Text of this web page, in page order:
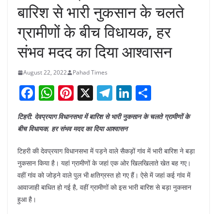
बारिश से भारी नुकसान के चलते
ग्रामीणों के बीच विधायक, हर
संभव मदद का दिया आश्वासन
August 22, 2022 Pahad Times
F
a
c
b
o
o
k
W
h
at
A
p
p
Pi
nt
er
st
X T
el
e
a
m
Li
k
dI
n
ar
टिहरी: देवप्रयाग विधानसभा में बारिश से भारी नुकसान के चलते ग्रामीणों के
बीच विधायक, हर संभव मदद का दिया आश्वासन
टिहरी की देवप्रयाग विधानसभा में पड़ने वाले सैकड़ों गांव में भारी बारिश ने बड़ा
नुकसान किया है। यहां ग्रामीणों के जहां एक ओर खिलखिलाते खेत बह गए।
वहीं गांव को जोड़ने वाले पुल भी क्षतिग्रस्त हो गए हैं। ऐसे में जहां कई गांव में
आवाजाही बाधित हो गई है, वहीं ग्रामीणों को इस भारी बारिश से बड़ा नुकसान
हुआ है।